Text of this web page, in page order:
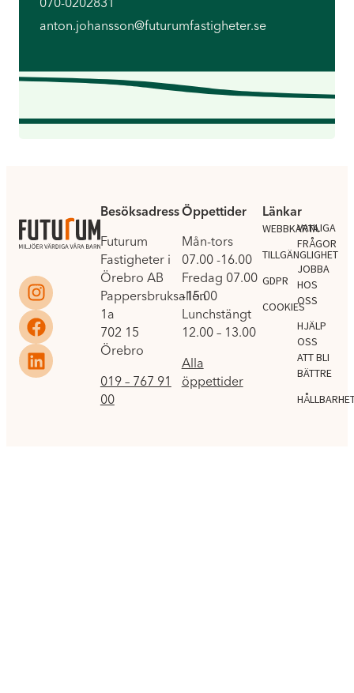
anton.johansson@futurumfastigheter.se
Besöksadress
Futurum
Fastigheter i
Örebro AB
Pappersbruksallén
1a
702 15
Örebro
019 – 767 91
00
Öppettider
Mån-tors
07.00 -16.00
Fredag 07.00
-15.00
Lunchstängt
12.00 – 13.00
Alla
öppettider
Länkar
WEBBKARTA
TILLGÄNGLIGHET
GDPR
COOKIES
.
VANLIGA
FRÅGOR
JOBBA
HOS
OSS
HJÄLP
OSS
ATT BLI
BÄTTRE